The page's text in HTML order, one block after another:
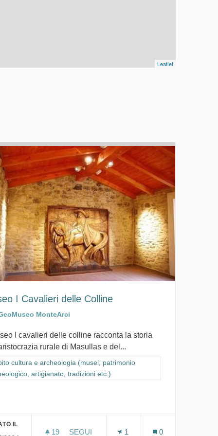
Leaflet
archeologico, artigianato, tradizioni etc.)
I Cavalieri delle Colline
MonteArci
I cavalieri delle colline racconta la storia
rurale di Masullas e del...
i risultati per categoria: Ambito cultura e archeologia (musei,
cultura e archeologia (musei, patrimonio
artigianato, tradizioni etc.)
IL
19 19 SOSTENITORI
SEGUI
1 0